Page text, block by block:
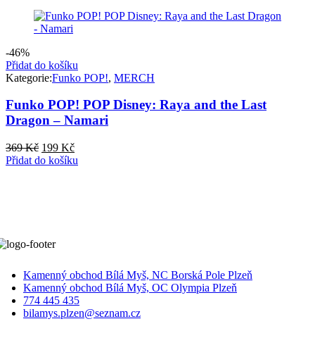
299 Kč. 150 Kč.
-46%
Přidat do košíku
Kategorie:Funko POP!, MERCH
Funko POP! POP Disney: Raya and the Last
Dragon – Namari
369Kč Původní
cena
199 KčAktuální
cena
Přidat do košíku
Kamenný obchod Bílá Myš, NC Borská Pole Plzeň
Kamenný obchod Bílá Myš, OC Olympia Plzeň
774 445 435
bilamys.plzen@seznam.cz